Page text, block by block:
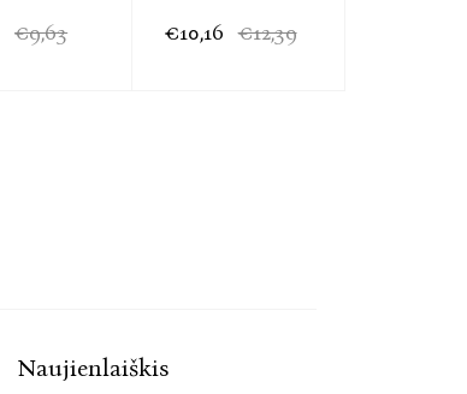
€9,63 €10,16 €12,39
Naujienlaiškis